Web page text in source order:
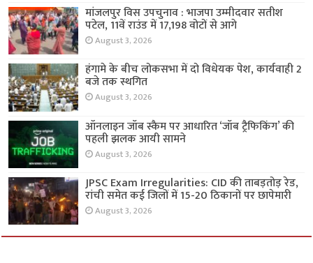
मांजलपुर विस उपचुनाव : भाजपा उम्मीदवार सतीश
पटेल, 11वें राउंड में 17,198 वोटों से आगे
August 3, 2026
हंगामे के बीच लोकसभा में दो विधेयक पेश, कार्यवाही 2
बजे तक स्थगित
August 3, 2026
ऑनलाइन जॉब स्कैम पर आधारित ‘जॉब ट्रैफिकिंग’ की
पहली झलक आयी सामने
August 3, 2026
JPSC Exam Irregularities: CID की ताबड़तोड़ रेड,
रांची समेत कई जिलों में 15-20 ठिकानों पर छापेमारी
August 3, 2026